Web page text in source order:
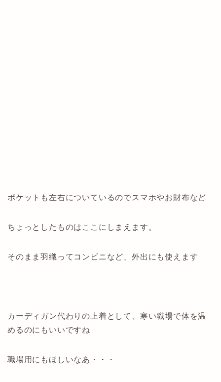
ポケットも左右についているのでスマホやお財布など
ちょっとしたものはここにしまえます。
そのまま羽織ってコンビニなど、外出にも使えます
カーディガン代わりの上着として、寒い職場で体を温
めるのにもいいですね
職場用にもほしいなあ・・・